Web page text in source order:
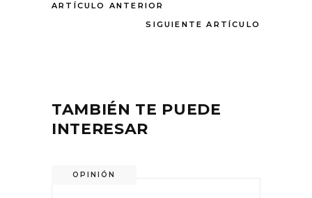
ARTÍCULO ANTERIOR
SIGUIENTE ARTÍCULO
TAMBIÉN TE PUEDE
INTERESAR
OPINIÓN